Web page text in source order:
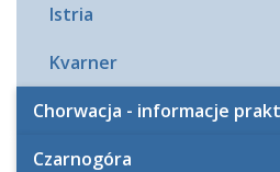
Istria
Kvarner
Chorwacja - informacje
Czarnogóra